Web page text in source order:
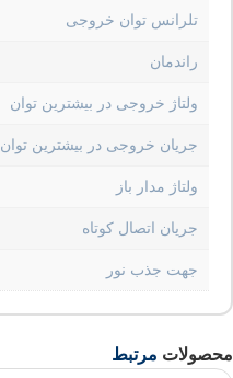
تلرانس توان خروجی
راندمان
ولتاژ خروجی در بیشترین توان
جریان خروجی در بیشترین توان
ولتاژ مدار باز
جریان اتصال کوتاه
جهت جذب نور
محصولات مرتبط